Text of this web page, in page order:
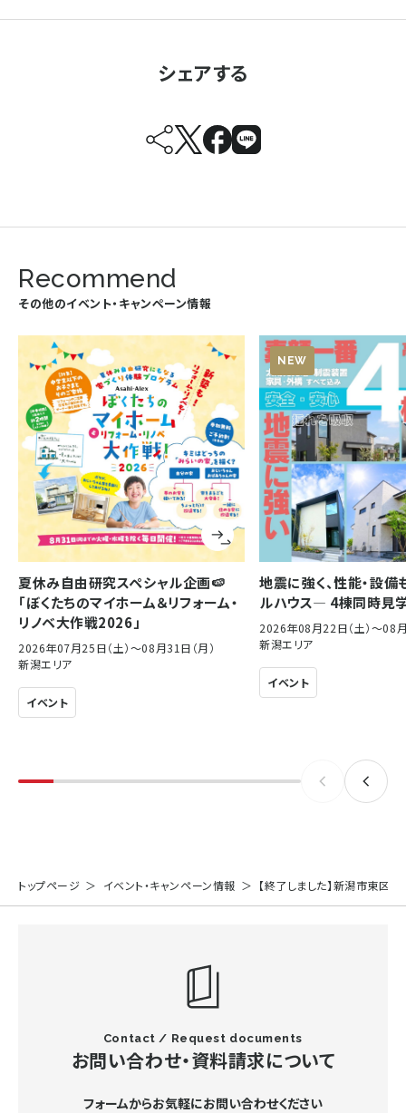
シェアする
Recommend
その他のイベント・キャンペーン情報
夏休み自由研究スペシャル企画🍉
「ぼくたちのマイホーム＆リフォーム・
リノベ大作戦2026」
2026年07月25日（土）〜08月31日（月）
新潟エリア
イベント
NEW
地震に強く、性能・設備
ルハウス― 4棟同時見
2026年08月22日（土）〜08
新潟エリア
イベント
トップページ イベント・キャンペーン情報 【終了しました】新潟市東区
Contact / Request documents
お問い合わせ・資料請求について
フォームからお気軽にお問い合わせください